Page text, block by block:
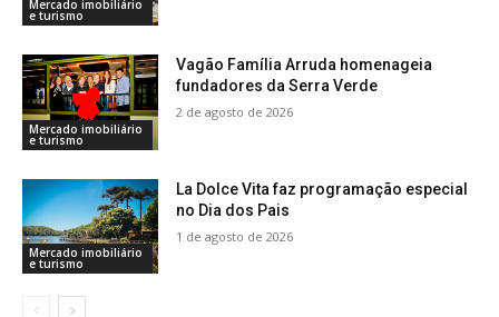
Mercado imobiliário
e turismo
Mercado imobiliário
e turismo
Vagão Família Arruda homenageia
fundadores da Serra Verde
2 de agosto de 2026
Mercado imobiliário
e turismo
La Dolce Vita faz programação especial
no Dia dos Pais
1 de agosto de 2026